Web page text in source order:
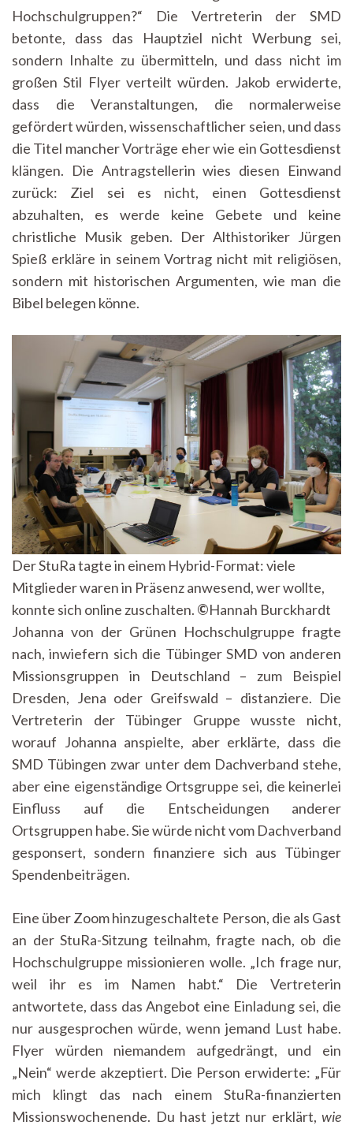
Hochschulgruppen?“ Die Vertreterin der SMD
betonte, dass das Hauptziel nicht Werbung sei,
sondern Inhalte zu übermitteln, und dass nicht im
großen Stil Flyer verteilt würden. Jakob erwiderte,
dass die Veranstaltungen, die normalerweise
gefördert würden, wissenschaftlicher seien, und dass
die Titel mancher Vorträge eher wie ein Gottesdienst
klängen. Die Antragstellerin wies diesen Einwand
zurück: Ziel sei es nicht, einen Gottesdienst
abzuhalten, es werde keine Gebete und keine
christliche Musik geben. Der Althistoriker Jürgen
Spieß erkläre in seinem Vortrag nicht mit religiösen,
sondern mit historischen Argumenten, wie man die
Bibel belegen könne.
Der StuRa tagte in einem Hybrid-Format: viele
Mitglieder waren in Präsenz anwesend, wer wollte,
konnte sich online zuschalten. ©Hannah Burckhardt
Johanna von der Grünen Hochschulgruppe fragte
nach, inwiefern sich die Tübinger SMD von anderen
Missionsgruppen in Deutschland – zum Beispiel
Dresden, Jena oder Greifswald – distanziere. Die
Vertreterin der Tübinger Gruppe wusste nicht,
worauf Johanna anspielte, aber erklärte, dass die
SMD Tübingen zwar unter dem Dachverband stehe,
aber eine eigenständige Ortsgruppe sei, die keinerlei
Einfluss auf die Entscheidungen anderer
Ortsgruppen habe. Sie würde nicht vom Dachverband
gesponsert, sondern finanziere sich aus Tübinger
Spendenbeiträgen.
Eine über Zoom hinzugeschaltete Person, die als Gast
an der StuRa-Sitzung teilnahm, fragte nach, ob die
Hochschulgruppe missionieren wolle. „Ich frage nur,
weil ihr es im Namen habt.“ Die Vertreterin
antwortete, dass das Angebot eine Einladung sei, die
nur ausgesprochen würde, wenn jemand Lust habe.
Flyer würden niemandem aufgedrängt, und ein
„Nein“ werde akzeptiert. Die Person erwiderte: „Für
mich klingt das nach einem StuRa-finanzierten
Missionswochenende. Du hast jetzt nur erklärt, wie